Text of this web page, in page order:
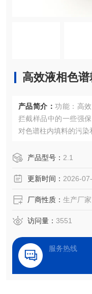
高效液相色
产品简介： 功能：高
拦截样品中的一些强
对色谱柱内填料的污染
产品型号： 2.1
更新时间： 2026-
厂商性质： 生产厂家
访问量： 3551
服务热线